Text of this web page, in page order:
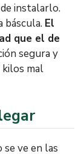
instalarlo.
báscula. El
que el de
segura y
mal
se ve en las